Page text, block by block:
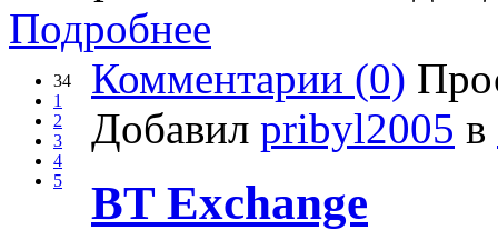
Подробнее
34
1
2
3
4
5
Комментарии (0)
Добавил pribyl2005 в
BT Exchange